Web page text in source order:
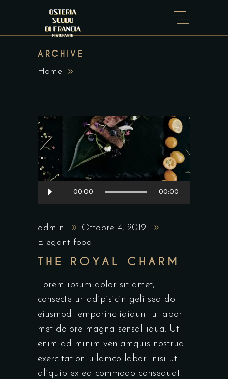
ARCHIVE
Home
Audio
Player
00:00 00:00
admin
Ottobre 4, 2019
Elegant food
THE ROYAL CHARM
Lorem ipsum dolor sit amet,
consectetur adipisicin gelitsed do
eiusmod temporinc ididunt utlabor
met dolore magna sensal iqua. Ut
enim ad minim veniamquis nostrud
exercitation ullamco labori nisi ut
aliquip ex ea commodo consequat.